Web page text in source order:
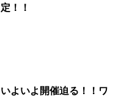
定！！
いよいよ開催迫る！！ワ